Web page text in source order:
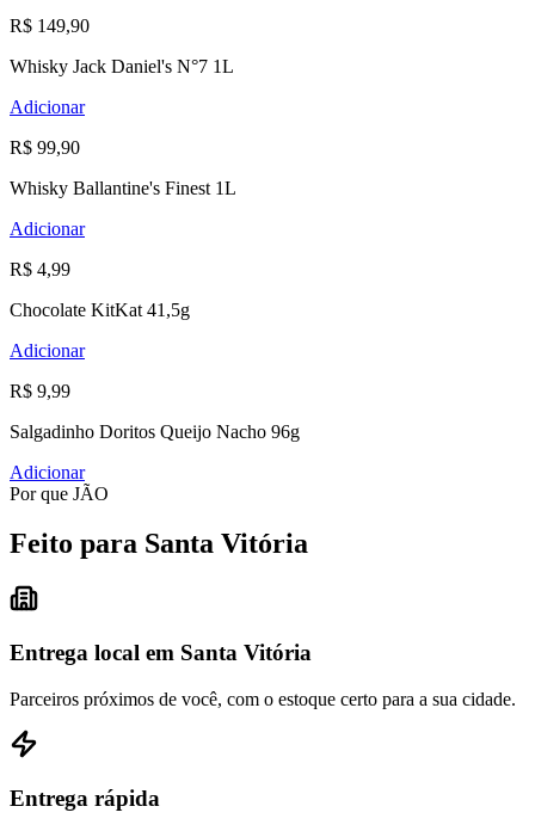
R$ 149,90
Whisky Jack Daniel's N°7 1L
Adicionar
R$ 99,90
Whisky Ballantine's Finest 1L
Adicionar
R$ 4,99
Chocolate KitKat 41,5g
Adicionar
R$ 9,99
Salgadinho Doritos Queijo Nacho 96g
Adicionar
Por que JÃO
Feito para Santa Vitória
Entrega local em Santa Vitória
Parceiros próximos de você, com o estoque certo para a sua cidade.
Entrega rápida